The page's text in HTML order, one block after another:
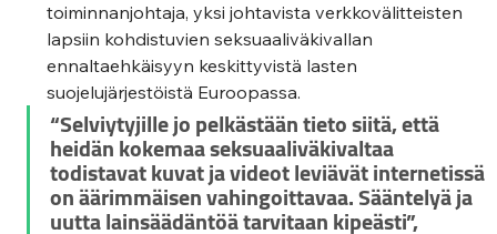
toiminnanjohtaja, yksi johtavista verkkovälitteisten
lapsiin kohdistuvien seksuaaliväkivallan
ennaltaehkäisyyn keskittyvistä lasten
suojelujärjestöistä Euroopassa.
“Selviytyjille jo pelkästään tieto siitä, että
heidän kokemaa seksuaaliväkivaltaa
todistavat kuvat ja videot leviävät internetissä
on äärimmäisen vahingoittavaa. Sääntelyä ja
uutta lainsäädäntöä tarvitaan kipeästi”,